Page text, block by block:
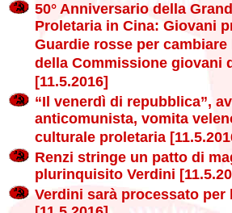
50° Anniversario della
Proletaria in Cina: Giovani
Guardie rosse per
della Commissione giovani
[11.5.2016]
“Il venerdì di repubblica”,
anticomunista, vomita
culturale proletaria
Renzi stringe un patto di
plurinquisito Verdini
Verdini sarà processato per